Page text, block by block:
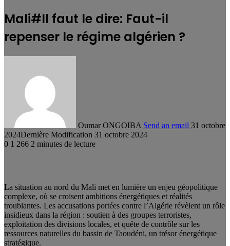
Mali#Il faut le dire: Faut-il
repenser le régime algérien ?
Oumar ONGOIBA Send an email 31 octobre
2024Dernière Modification 31 octobre 2024
0 1 266 2 minutes de lecture
La situation au nord du Mali met en lumière un enjeu géopolitique
complexe, où se croisent ambitions énergétiques et réalités
troublantes. Les accusations portées contre l’Algérie révèlent un rôle
insidieux dans la région : soutien à des groupes terroristes,
exploitation des divisions locales, et quête de contrôle sur les
ressources naturelles du bassin de Taoudéni, un trésor énergétique
stratégique.